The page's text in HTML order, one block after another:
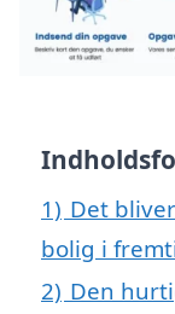
1) Det
bolig i
2) Den